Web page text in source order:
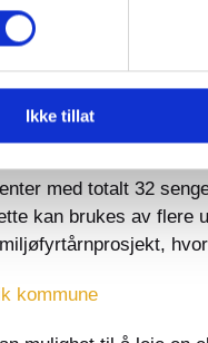
Ikke tillat
mellom
og bedre
med totalt 32
kan brukes av
kommune